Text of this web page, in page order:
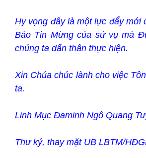
Hy vọng đây là một lực đẩy mới
Báo Tin Mừng của sứ vụ mà
chúng ta dấn thân thực hiện.
Xin Chúa chúc lành cho việc
ta.
Linh Mục Đaminh Ngô Quang
Thư ký, thay mặt UB LBTM/